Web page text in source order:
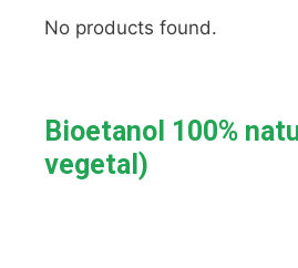
No products found.
Bioetanol 100%
vegetal)